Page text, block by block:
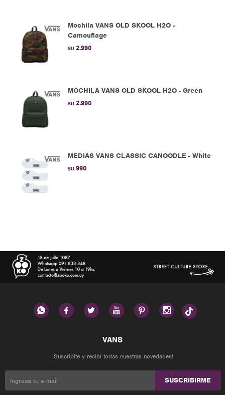
Mochila VANS OLD SKOOL H2O -
Camouflage
$U 2.990
MOCHILA VANS OLD SKOOL H2O - Green
$U 2.990
MEDIAS VANS CLASSIC CANOODLE - White
$U 990
     
¡Suscribite y recibí todas nuestras novedades!
SUSCRIBIRME